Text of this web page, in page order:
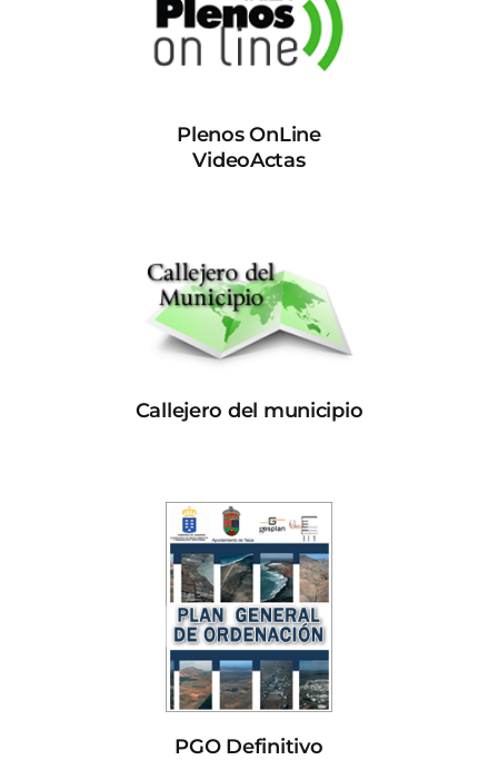
Plenos OnLine
VideoActas
Callejero del municipio
PGO Definitivo